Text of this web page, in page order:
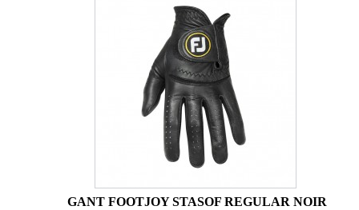
GANT FOOTJOY STASOF REGULAR NOIR